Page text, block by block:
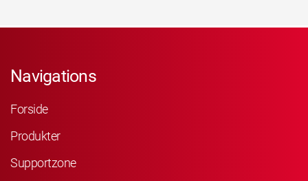
Navigations
Forside
Produkter
Supportzone